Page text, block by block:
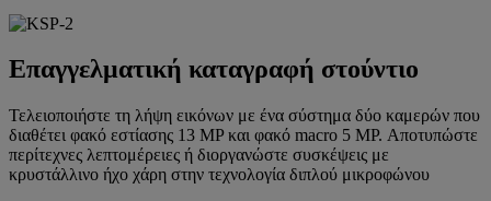
Επαγγελματική καταγραφή στούντιο
Τελειοποιήστε τη λήψη εικόνων με ένα σύστημα δύο καμερών που
διαθέτει φακό εστίασης 13 MP και φακό macro 5 MP. Αποτυπώστε
περίτεχνες λεπτομέρειες ή διοργανώστε συσκέψεις με
κρυστάλλινο ήχο χάρη στην τεχνολογία διπλού μικροφώνου